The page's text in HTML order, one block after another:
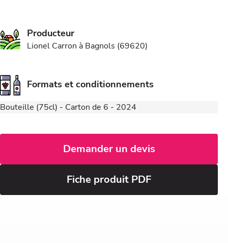
Producteur
Lionel Carron à Bagnols (69620)
Formats et conditionnements
Bouteille (75cl) - Carton de 6 - 2024
Demander un devis
Fiche produit PDF